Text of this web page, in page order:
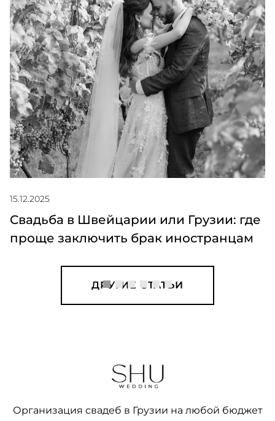
ДРУГИЕ СТАТЬИ
15.12.2025
Свадьба в Швейцарии или Грузии: где
проще заключить брак иностранцам
Организация свадеб в Грузии на любой бюджет